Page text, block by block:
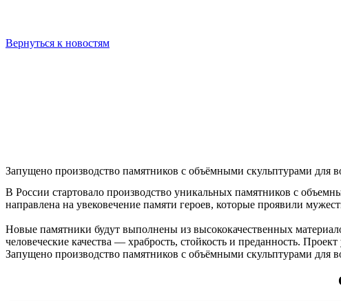
Вернуться к новостям
Запущено производство памятников с объёмными скульптурами для
В России стартовало производство уникальных памятников с
направлена на увековечение памяти героев, которые проявили
Новые памятники будут выполнены из высококачественных
человеческие качества — храбрость, стойкость и преданность.
Запущено производство памятников с объёмными скульптурами для